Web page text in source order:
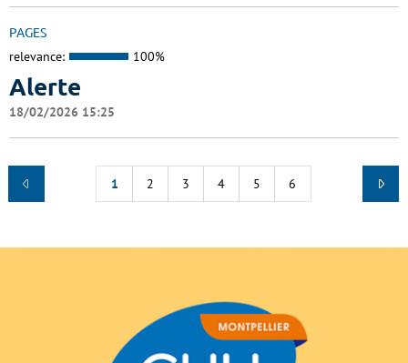
PAGES
relevance: 100%
Alerte
18/02/2026 15:25
1 2 3 4 5 6